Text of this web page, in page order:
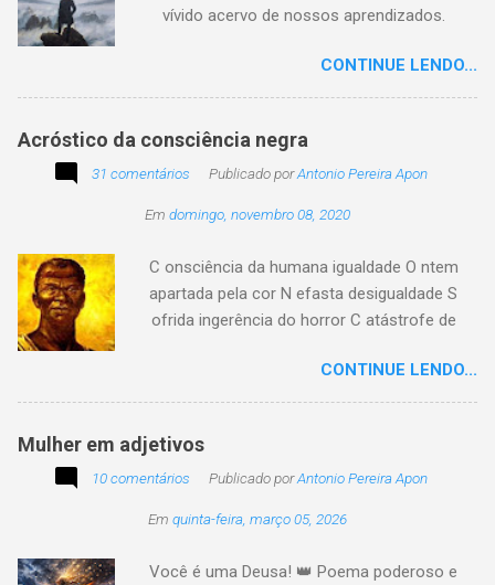
vívido acervo de nossos aprendizados.
existir. Há quem simplesmente assista o tempo
e a vida passarem. Mas, há também quem
apenas passe alheio a tudo, tem quem aprenda
com o passar... Eu tenho aprendido:
CONTINUE LENDO...
Acróstico da consciência negra
31 comentários Publicado porAntonio Pereira Apon
Em domingo, novembro 08, 2020
C onsciência da humana igualdade O ntem
apartada pela cor N efasta desigualdade S
ofrida ingerência do horror C atástrofe de
tempo o preito N egritude sempre linda C ultura
multicolor I rmanados na cidadania A gentes
CONTINUE LENDO...
Mulher em adjetivos
10 comentários Publicado porAntonio Pereira Apon
Em quinta-feira, março 05, 2026
Você é uma Deusa! 👑 Poema poderoso e